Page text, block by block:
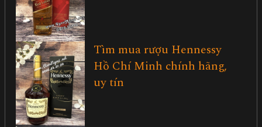
Tìm mua rượu Hennessy
Hồ Chí Minh chính hãng,
uy tín